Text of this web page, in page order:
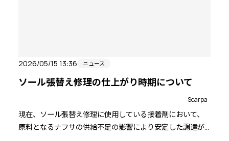
2026/05/15 13:36 ニュース
ソール張替え修理の仕上がり時期について
Scarpa
現在、ソール張替え修理に使用している接着剤において、
原料となるナフサの供給不足の影響により安定した調達が